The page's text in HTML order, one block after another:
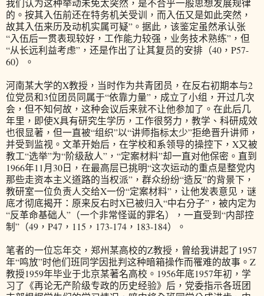
我们认为这种举动未免太突然，是不合乎一般思想发展规律
的。按其入伍前还在特务机关受训，而入伍又是如此突然，
故其入伍来历及动机实属可疑”。据此，该鉴定虽然承认张
“入伍后一贯表现较好，工作能力较强，业务技术熟练”，但
“从长远利益考虑”，还是作出了让其复员的安排（40，P57-
60）。
河南某大学的X教授，当时作为共青团员，在反右初期本与2
位党员和3位团员同属于“依靠力量”，成立了小组，开过几次
会，但不知何故，这种会议后来就不让他参加了。在此后几
年里，即使X具有研究生学历，工作很努力，教学、科研成效
也很显著，但一直被“组织”以“讲师指标太少”拒绝晋升讲师，
并受到监视。文革开始后，在学校和系领导的操控下，X又被
教工“选举”为“阶级敌人”，“定案材料”却一直对他保密。直到
1966年11月30日，在最高层已挑明“这次运动的重点是整党内
那些走资本主义道路的当权派”，群众纷纷“造反”的背景下，
教研室一位负责人交给X一份“定案材料”，让他发表意见，谜
底才彻底揭开：原来反右时X已被归入“中右分子”，被内定为
“反革命基础人”（一个非常怪诞的罪名），一直受到“内部控
制”（49，P47，115，173-174，183-184）。
笔者的一位忘年交，郑州某高校的Z教授，曾给我讲起了1957
年“鸣放”时他们班同学因批判这种暗箱操作而罹难的故事。Z
教授1959年毕业于北京某著名高校。1956年底1957年初，学
习了《再论无产阶级专政的历史经验》后，党委指示各班团